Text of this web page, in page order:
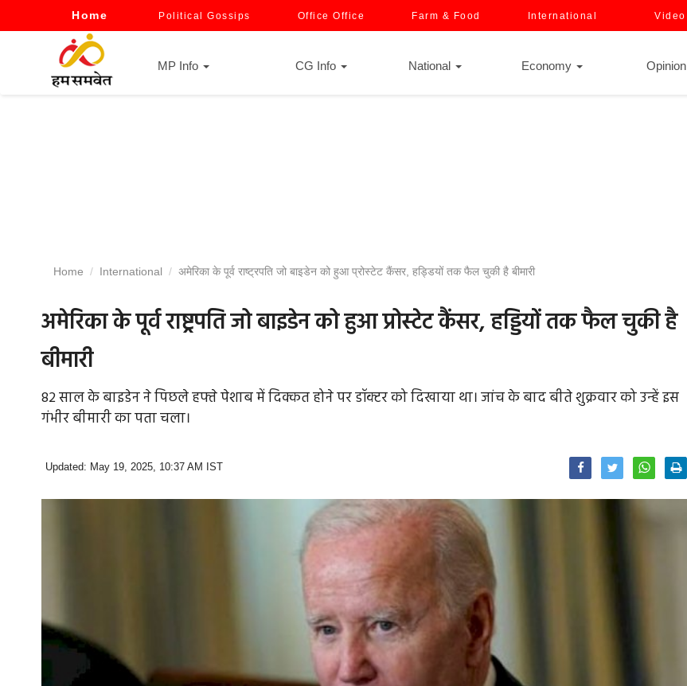
Home Political Gossips Office Office Farm & Food International Video
MP Info CG Info National Economy Opinion
Home International अमेरिका के पूर्व राष्ट्रपति जो बाइडेन को हुआ प्रोस्टेट कैंसर, हड्डियों तक फैल चुकी है बीमारी
अमेरिका के पूर्व राष्ट्रपति जो बाइडेन को हुआ प्रोस्टेट कैंसर, हड्डियों तक फैल चुकी है
बीमारी
82 साल के बाइडेन ने पिछले हफ्ते पेशाब में दिक्कत होने पर डॉक्टर को दिखाया था। जांच के बाद बीते शुक्रवार को उन्हें इस
गंभीर बीमारी का पता चला।
Updated: May 19, 2025, 10:37 AM IST